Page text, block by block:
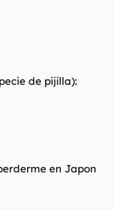
de pijilla):
en Japon